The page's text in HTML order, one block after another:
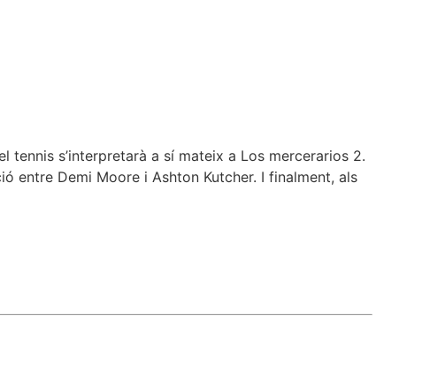
tennis s’interpretarà a sí mateix a Los mercerarios 2.
entre Demi Moore i Ashton Kutcher. I finalment, als